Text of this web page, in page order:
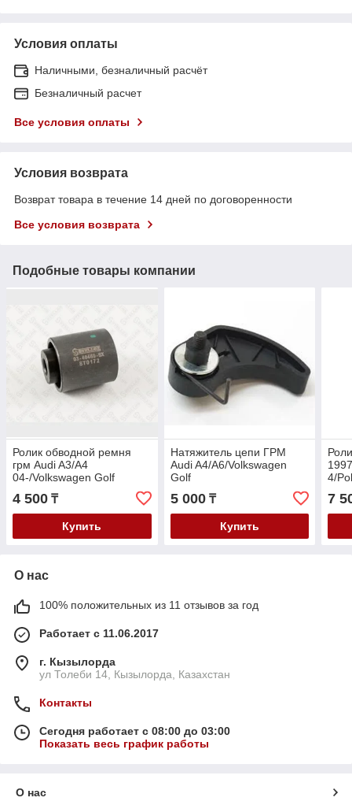
Условия оплаты
Наличными, безналичный расчёт
Безналичный расчет
Все условия оплаты
Условия возврата
Возврат товара в течение 14 дней по договоренности
Все условия возврата
Подобные товары компании
Ролик обводной ремня
грм Audi A3/A4
04-/Volkswagen Golf
5/6/Passat
B6/B7/Touran/Skoda
Octavia/Superb V-2.0TSI
4 500 ₸
Купить
Натяжитель цепи ГРМ
Audi A4/A6/Volkswagen
Golf
/Polo/Passat/Sharan/Bora
96- V-1.6
5 000₸
Купить
4/
/
7
О нас
100% положительных из 11 отзывов за год
Работает с 11.06.2017
г. Кызылорда
ул Толеби 14, Кызылорда, Казахстан
Контакты
Сегодня работает с 08:00 до 03:00
Показать весь график работы
О нас